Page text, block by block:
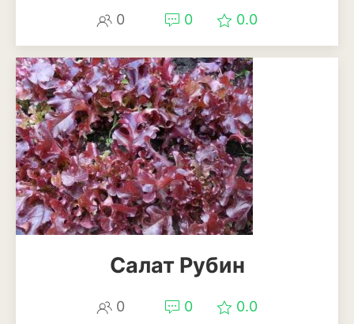
0 0 0.0
Салат Рубин
0 0 0.0